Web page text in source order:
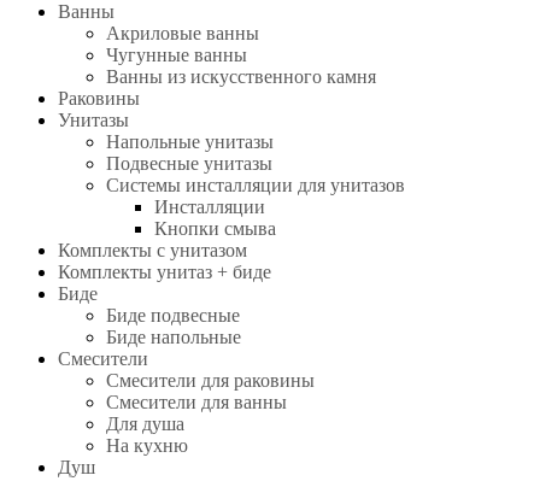
Ванны
Акриловые ванны
Чугунные ванны
Ванны из искусственного камня
Раковины
Унитазы
Напольные унитазы
Подвесные унитазы
Системы инсталляции для унитазов
Инсталляции
Кнопки смыва
Комплекты с унитазом
Комплекты унитаз + биде
Биде
Биде подвесные
Биде напольные
Смесители
Смесители для раковины
Смесители для ванны
Для душа
На кухню
Душ